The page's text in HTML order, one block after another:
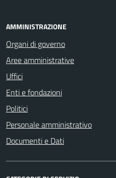
AMMINISTRAZIONE
Organi di governo
Aree amministrative
Uffici
Enti e fondazioni
Politici
Personale amministrativo
Documenti e Dati